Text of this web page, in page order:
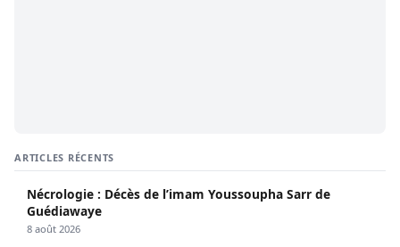
ARTICLES RÉCENTS
Nécrologie : Décès de l’imam Youssoupha Sarr de
Guédiawaye
8 août 2026